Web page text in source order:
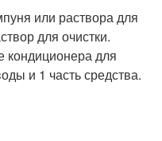
или раствора для
для очистки.
кондиционера для
и 1 часть средства.